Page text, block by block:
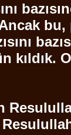
kıldık.